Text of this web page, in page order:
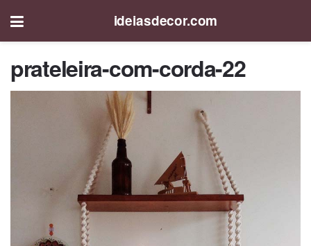
ideiasdecor.com
prateleira-com-corda-22